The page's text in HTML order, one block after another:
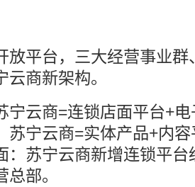
放平台，三大经营事业
商新架构。
宁云商=连锁店面平台+
苏宁云商=实体产品+内
：苏宁云商新增连锁平
部。